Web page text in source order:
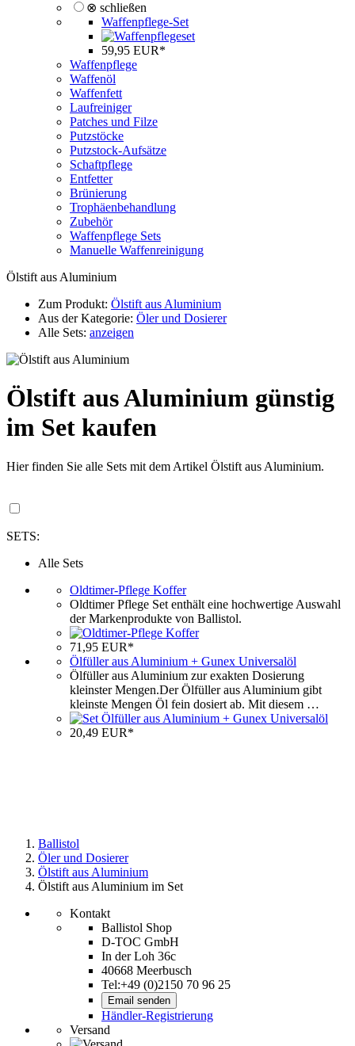
⊗ schließen
Waffenpflege-Set
59,95 EUR*
Waffenpflege
Waffenöl
Waffenfett
Laufreiniger
Patches und Filze
Putzstöcke
Putzstock-Aufsätze
Schaftpflege
Entfetter
Brünierung
Trophäenbehandlung
Zubehör
Waffenpflege Sets
Manuelle Waffenreinigung
Ölstift aus Aluminium
Zum Produkt: Ölstift aus Aluminium
Aus der Kategorie: Öler und Dosierer
Alle Sets: anzeigen
Ölstift aus Aluminium günstig
im Set kaufen
Hier finden Sie alle Sets mit dem Artikel Ölstift aus Aluminium.
SETS:
Alle Sets
Oldtimer-Pflege Koffer
Oldtimer Pflege Set enthält eine hochwertige Auswahl
der Markenprodukte von Ballistol.
71,95 EUR*
Ölfüller aus Aluminium + Gunex Universalöl
Ölfüller aus Aluminium zur exakten Dosierung
kleinster Mengen.Der Ölfüller aus Aluminium gibt
kleinste Mengen Öl fein dosiert ab. Mit diesem …
20,49 EUR*
Ballistol
Öler und Dosierer
Ölstift aus Aluminium
Ölstift aus Aluminium im Set
Kontakt
Ballistol Shop
D-TOC GmbH
In der Loh 36c
40668 Meerbusch
Tel:+49 (0)2150 70 96 25
Email senden
Händler-Registrierung
Versand